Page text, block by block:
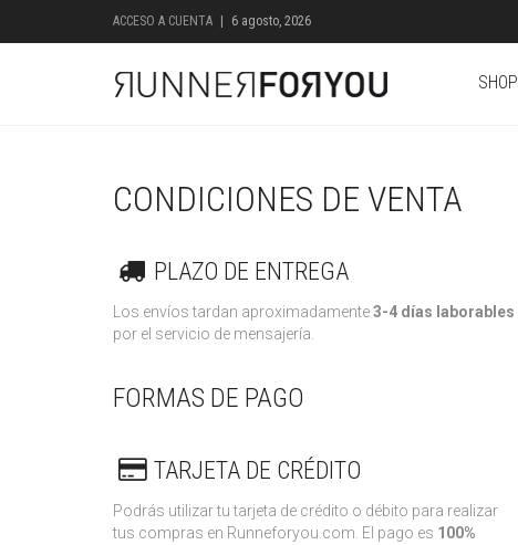
ACCESO A CUENTA 6 agosto, 2026
SHOP
CONDICIONES DE VENTA
PLAZO DE ENTREGA
Los envíos tardan aproximadamente3-4 días laborables
por el servicio de mensajería.
FORMAS DE PAGO
TARJETA DE CRÉDITO
Podrás utilizar tu tarjeta de crédito o débito para realizar
tus compras en Runneforyou.com. El pago es 100%